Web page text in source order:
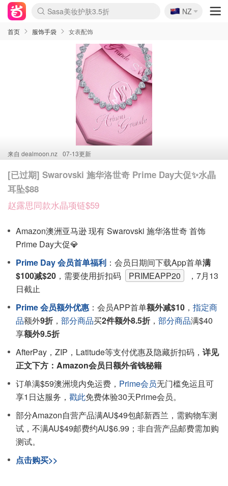
lululemon折扣上新
Sasa美妆护肤3.5折
SSENSE年中2.5折
FreshBeauty好价汇总
Cettire降价+叠9折
WWS Coles超市实拍
viagogo二手票捡漏
Myer超级周末
The Outnet奢牌1折起
David Jones 3折起
Flannels大牌1折
Perfumes Club护肤1折
AMIRO面罩$251
Amazon折扣汇总
eToro入金$200送$50
Amazon数码好物
ICONIC本周7.5折
ThedoubleF高奢地板价
Moose Knuckles 6折
丝芙兰5折起
EUFY摄像头$98
Selenichast首饰2折
Trip机票酒店促销
YSL送5件彩妆礼
Amazon家居好物
Amazon美妆护肤
雅漾大喷$8
过敏原检测盒$33
伊索独家赠50ml沐浴露
科颜氏高保湿面霜$29
SEALIFE海洋馆门票6折
丝塔芙大白罐$16
订阅Newsletter送香薰
Cult Beauty 6.8折
Harrods圣诞日历$525
LN-CC奢牌私促3折
d'Alba空姐喷雾$16
EVE LOM套装£56
Bernardelli独家4折
Adore Beauty 6折起
CT圣诞日历
Mytheresa奢品2.7折
Luxury Escapes 9折
Currentbody美容仪$881
MOON Garden Live
Roborock扫地机$649
Tingo Life水杯$24
Valentino官网5折
CR洗护套装$23
修丽可4件套$159
Myer彩妆2件7折
GANNI官网4.5折
Stylevana韩妆4折
Tessabit高奢8.5折
OGX洗发水$11
Amazon阿德莱德次日达
卡诗8.5折+赠礼
Philips Hue灯具8折
🇳🇿
NZ
首页 服饰手袋 女表配饰
来自 dealmoon.nz 07-13更新
[已过期] Swarovski 施华洛世奇 Prime Day大促✨水晶
耳坠$88
赵露思同款水晶项链$59
Amazon澳洲亚马逊 现有 Swarovski 施华洛世奇 首饰
Prime Day大促💎
Prime Day 会员首单福利 ：会员日期间下载App首单满
$100减$20 ，需要使用折扣码 PRIMEAPP20
，7月13
日截止
Prime 会员额外优惠 ：会员APP首单额外减$10 ， 指定商
品额外9折 ， 部分商品买2件额外8.5折 ， 部分商品满$40
享额外9.5折
AfterPay，ZIP，Latitude等支付优惠及隐藏折扣码， 详见
正文下方：Amazon会员日额外省钱秘籍
订单满$59澳洲境内免运费， Prime会员无门槛免运且可
享1日达服务， 戳此免费体验30天Prime会员。
部分Amazon自营产品满AU$49包邮新西兰，需购物车测
试，不满AU$49邮费约AU$6.99；非自营产品邮费需加购
测试。
点击购买>>